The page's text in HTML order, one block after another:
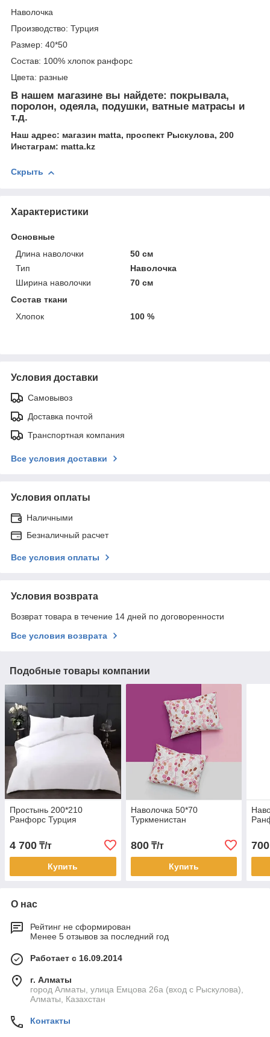
Наволочка
Производство: Турция
Размер: 40*50
Состав: 100% хлопок ранфорс
Цвета: разные
В нашем магазине вы найдете: покрывала,
поролон, одеяла, подушки, ватные матрасы и
т.д.
Наш адрес: магазин matta, проспект Рыскулова, 200
Инстаграм: matta.kz
Скрыть
Характеристики
Основные
Длина наволочки
50 см
Тип
Наволочка
Ширина наволочки
70 см
Состав ткани
Хлопок
100 %
Условия доставки
Самовывоз
Доставка почтой
Транспортная компания
Все условия доставки
Условия оплаты
Наличными
Безналичный расчет
Все условия оплаты
Условия возврата
Возврат товара в течение 14 дней по договоренности
Все условия возврата
Подобные товары компании
Простынь 200*210
Ранфорс Турция
4 700 ₸/т
Купить
Наволочка 50*70
Туркменистан
800₸/т
Купить
700
О нас
Рейтинг не сформирован
Менее 5 отзывов за последний год
Работает с 16.09.2014
г. Алматы
город Алматы, улица Емцова 26а (вход с Рыскулова),
Алматы, Казахстан
Контакты